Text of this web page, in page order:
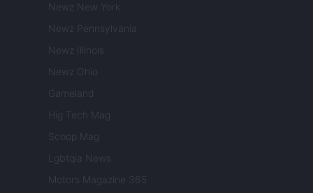
Newz New York
Newz Pennsylvania
Newz Illinois
Newz Ohio
Gameland
Hig Tech Mag
Scoop Mag
Lgbtqia News
Motors Magazine 365